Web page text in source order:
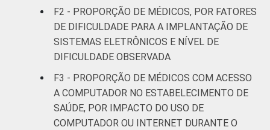
Para mais informações, acesse
https://cetic.br/noticia/cetic-br-informa-
correcao-dos-resultados-da-pesquisa-tic-
saude-2013/
1
computador no estabelecimento de saúde.
Respostas estimuladas. Dados coletados
entre fevereiro de 2013 e agosto de 2013.
Fonte: NIC.br - fev 2013 / ago 2013
F2 - PROPORÇÃO DE MÉDICOS, POR FATORES
DE DIFICULDADE PARA A IMPLANTAÇÃO DE
SISTEMAS ELETRÔNICOS E NÍVEL DE
DIFICULDADE OBSERVADA
F3 - PROPORÇÃO DE MÉDICOS COM ACESSO
A COMPUTADOR NO ESTABELECIMENTO DE
SAÚDE, POR IMPACTO DO USO DE
COMPUTADOR OU INTERNET DURANTE O